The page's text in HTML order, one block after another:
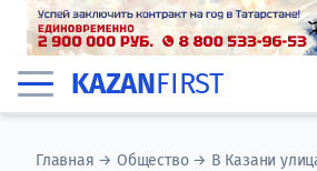
KAZANFIRST
Главная →Общество→ В Казани